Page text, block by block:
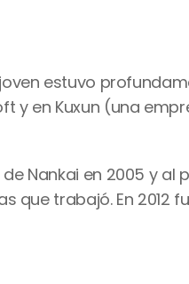
joven estuvo
y en Kuxun (una
Nankai en 2005 y al